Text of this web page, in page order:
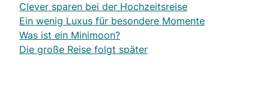
Clever sparen bei der Hochzeitsreise
Ein wenig Luxus für besondere Momente
Was ist ein Minimoon?
Die große Reise folgt später